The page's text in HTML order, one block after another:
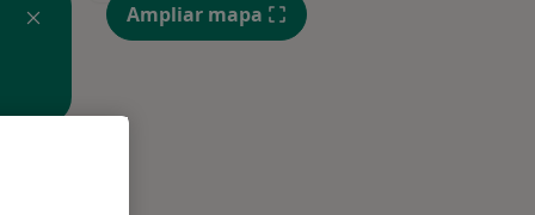
Ampliar mapa